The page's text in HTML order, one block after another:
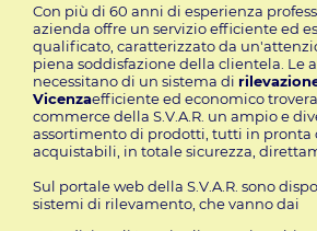
Con più di 60 anni di esperienza
azienda offre un servizio efficiente ed
qualificato, caratterizzato da
piena soddisfazione della clientela. Le
necessitano di un sistema di
Vicenzaefficiente ed economico
commerce della S.V.A.R. un ampio e
assortimento di prodotti, tutti in pronta
acquistabili, in totale sicurezza,
Sul portale web della S.V.A.R. sono
sistemi di rilevamento, che vanno dai